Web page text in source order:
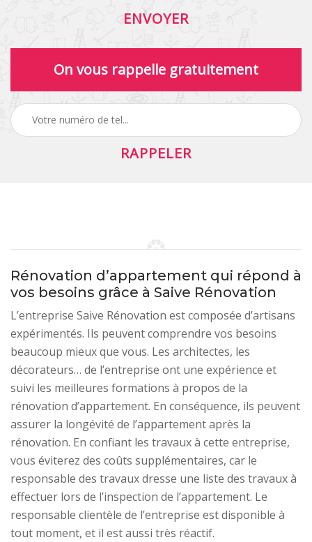
On vous rappelle gratuitement
Rénovation d’appartement qui répond à
vos besoins grâce à Saive Rénovation
L’entreprise Saive Rénovation est composée d’artisans
expérimentés. Ils peuvent comprendre vos besoins
beaucoup mieux que vous. Les architectes, les
décorateurs… de l’entreprise ont une expérience et
suivi les meilleures formations à propos de la
rénovation d’appartement. En conséquence, ils peuvent
assurer la longévité de l’appartement après la
rénovation. En confiant les travaux à cette entreprise,
vous éviterez des coûts supplémentaires, car le
responsable des travaux dresse une liste des travaux à
effectuer lors de l’inspection de l’appartement. Le
responsable clientèle de l’entreprise est disponible à
tout moment, et il est aussi très réactif.